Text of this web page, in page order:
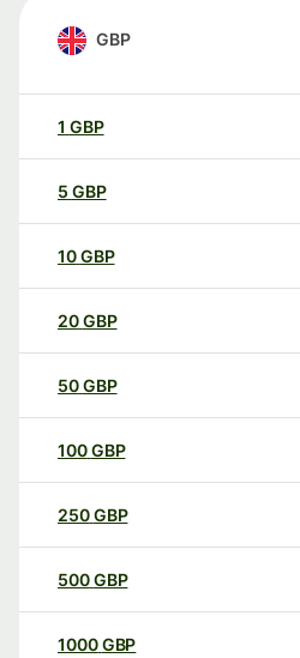
GBP
1 GBP
5 GBP
10GBP
20GBP
50GBP
100GBP
250GBP
500GBP
1000GBP